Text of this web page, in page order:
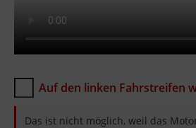
Auf den linken Fahrstreifen
Das ist nicht möglich, weil das